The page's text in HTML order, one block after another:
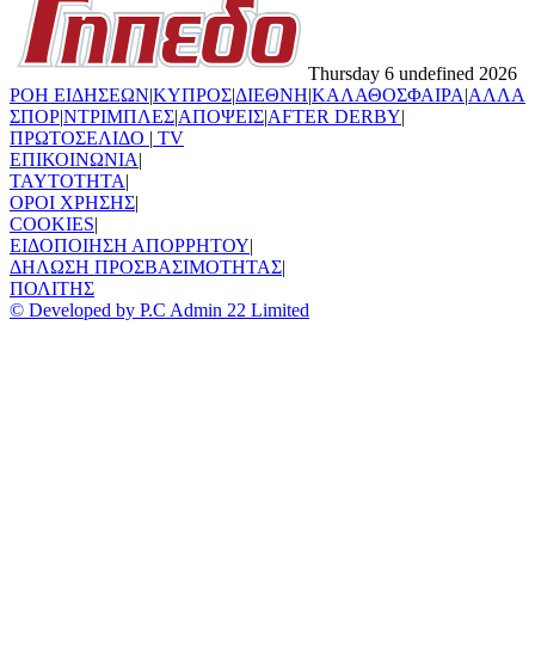
Thursday 6 undefined 2026
ΡΟΗ ΕΙΔΗΣΕΩΝ|ΚΥΠΡΟΣ|ΔΙΕΘΝΗ|ΚΑΛΑΘΟΣΦΑΙΡΑ|ΑΛΛΑ
ΣΠΟΡ|ΝΤΡΙΜΠΛΕΣ|ΑΠΟΨΕΙΣ|AFTER DERBY|
ΠΡΩΤΟΣΕΛΙΔΟ | TV
ΕΠΙΚΟΙΝΩΝΙΑ|
TAYTOTHTA|
ΟΡΟΙ ΧΡΗΣΗΣ|
COOKIES|
ΕΙΔΟΠΟΙΗΣΗ ΑΠΟΡΡΗΤΟΥ|
ΔΗΛΩΣΗ ΠΡΟΣΒΑΣΙΜΟΤΗΤΑΣ|
ΠΟΛΙΤΗΣ
© Developed by P.C Admin 22 Limited